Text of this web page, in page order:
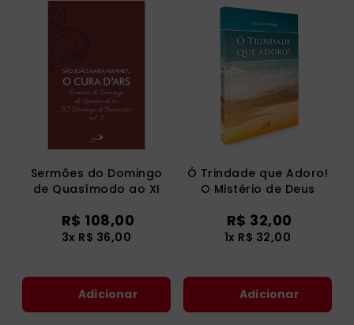
Sermões do Domingo
de Quasímodo ao XI
Pentecostes - Vol 7/2
(Luxo)
R$ 108,00
3x R$ 36,00
Adicionar
Ó Trindade que Adoro!
O Mistério de Deus
R$ 32,00
1x R$ 32,00
Adicionar